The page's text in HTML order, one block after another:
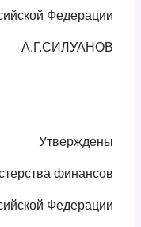
Федерации
А.Г.СИЛУАНОВ
Утверждены
финансов
Федерации